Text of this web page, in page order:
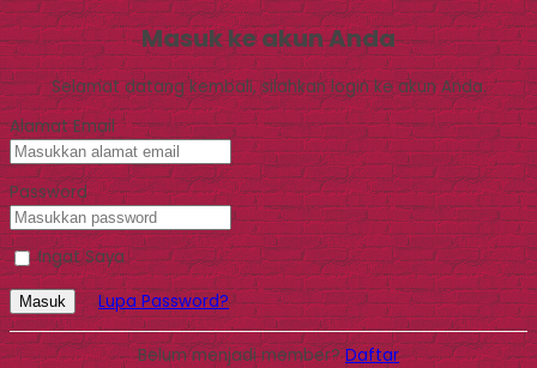
Masuk ke akun Anda
Selamat datang kembali, silahkan login ke akun Anda.
Alamat Email
Password
Ingat Saya
Masuk Lupa Password?
Belum menjadi member?Daftar